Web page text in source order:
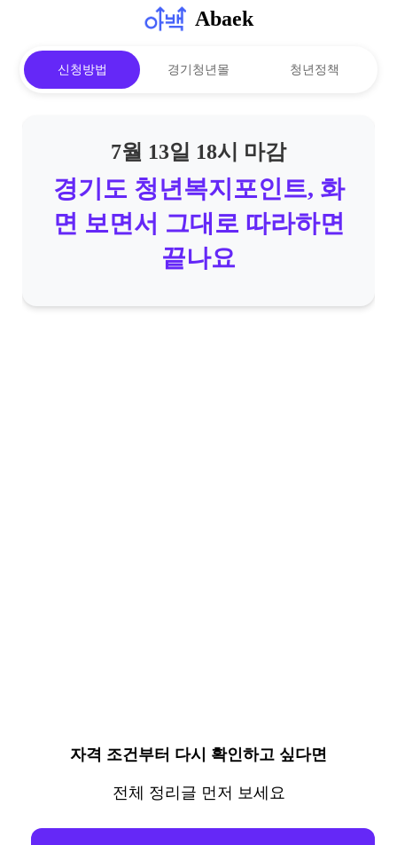
Abaek
신청방법 경기청년몰 청년정책
7월 13일 18시 마감
경기도 청년복지포인트, 화
면 보면서 그대로 따라하면
끝나요
자격 조건부터 다시 확인하고 싶다면
전체 정리글 먼저 보세요